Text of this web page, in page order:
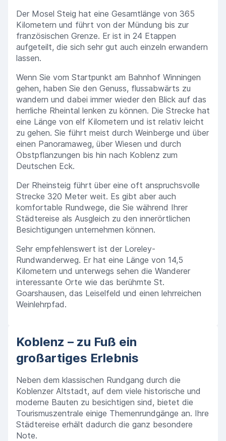
Der Mosel Steig hat eine Gesamtlänge von 365
Kilometern und führt von der Mündung bis zur
französischen Grenze. Er ist in 24 Etappen
aufgeteilt, die sich sehr gut auch einzeln erwandern
lassen.
Wenn Sie vom Startpunkt am Bahnhof Winningen
gehen, haben Sie den Genuss, flussabwärts zu
wandern und dabei immer wieder den Blick auf das
herrliche Rheintal lenken zu können. Die Strecke hat
eine Länge von elf Kilometern und ist relativ leicht
zu gehen. Sie führt meist durch Weinberge und über
einen Panoramaweg, über Wiesen und durch
Obstpflanzungen bis hin nach Koblenz zum
Deutschen Eck.
Der Rheinsteig führt über eine oft anspruchsvolle
Strecke 320 Meter weit. Es gibt aber auch
komfortable Rundwege, die Sie während Ihrer
Städtereise als Ausgleich zu den innerörtlichen
Besichtigungen unternehmen können.
Sehr empfehlenswert ist der Loreley-
Rundwanderweg. Er hat eine Länge von 14,5
Kilometern und unterwegs sehen die Wanderer
interessante Orte wie das berühmte St.
Goarshausen, das Leiselfeld und einen lehrreichen
Weinlehrpfad.
Koblenz – zu Fuß ein
großartiges Erlebnis
Neben dem klassischen Rundgang durch die
Koblenzer Altstadt, auf dem viele historische und
moderne Bauten zu besichtigen sind, bietet die
Tourismuszentrale einige Themenrundgänge an. Ihre
Städtereise erhält dadurch die ganz besondere
Note.